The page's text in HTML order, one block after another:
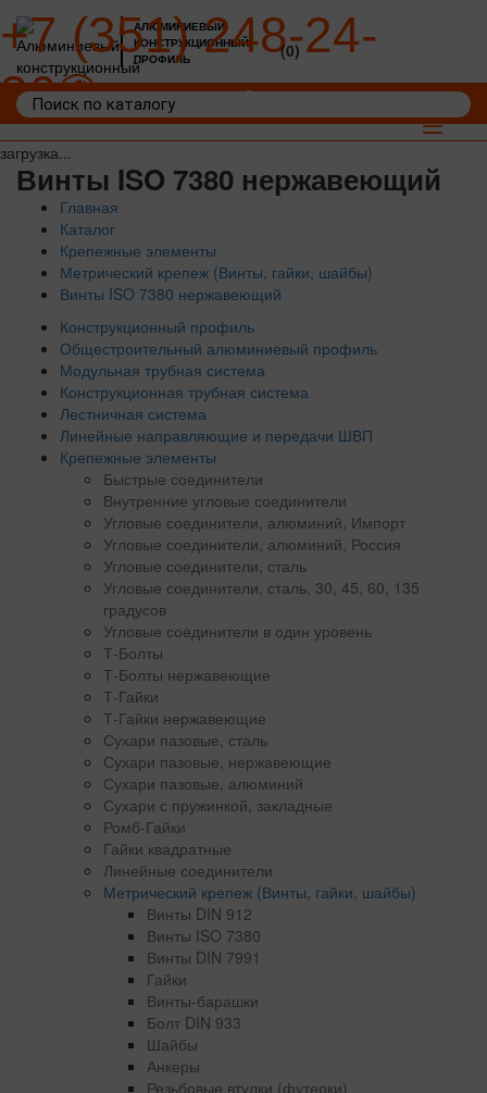
загрузка...
АЛЮМИНИЕВЫЙ
КОНСТРУКЦИОННЫЙ
ПРОФИЛЬ
+7 (351) 248-24-
36
(0)
Toggle
Винты ISO 7380 нержавеющий
Главная
Каталог
Крепежные элементы
Метрический крепеж (Винты, гайки, шайбы)
Винты ISO 7380 нержавеющий
Конструкционный профиль
Общестроительный алюминиевый профиль
Модульная трубная система
Конструкционная трубная система
Лестничная система
Линейные направляющие и передачи ШВП
Крепежные элементы
Быстрые соединители
Внутренние угловые соединители
Угловые соединители, алюминий, Импорт
Угловые соединители, алюминий, Россия
Угловые соединители, сталь
Угловые соединители, сталь, 30, 45, 60, 135
градусов
Угловые соединители в один уровень
Т-Болты
Т-Болты нержавеющие
Т-Гайки
Т-Гайки нержавеющие
Сухари пазовые, сталь
Сухари пазовые, нержавеющие
Сухари пазовые, алюминий
Сухари с пружинкой, закладные
Ромб-Гайки
Гайки квадратные
Линейные соединители
Метрический крепеж (Винты, гайки, шайбы)
Винты DIN 912
Винты ISO 7380
Винты DIN 7991
Гайки
Винты-барашки
Болт DIN 933
Шайбы
Анкеры
Резьбовые втулки (футерки)